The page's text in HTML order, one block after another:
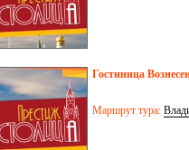
Гостиница
Маршрут тура: